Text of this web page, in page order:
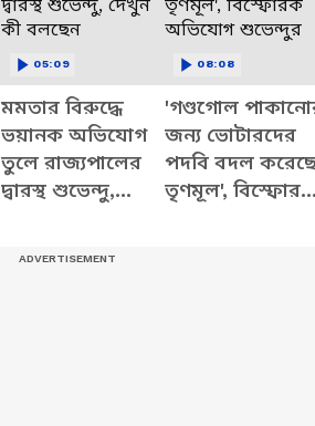
মমতার বিরুদ্ধে
ভয়ানক অভিযোগ
তুলে রাজ্যপালের
দ্বারস্থ শুভেন্দু,
05:09
'গণ্ডগোল
জন্য ভোটারদের
পদবি বদল
তৃণমূল',
08:08